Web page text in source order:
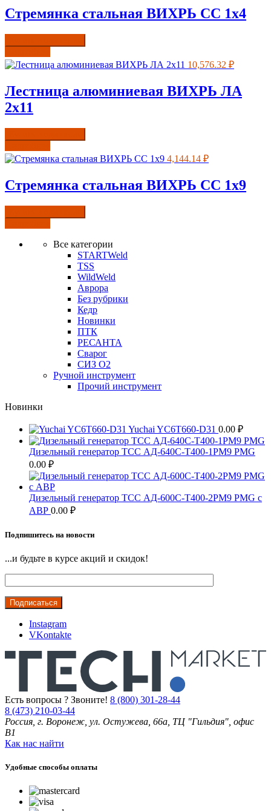
Стремянка стальная ВИХРЬ СС 1х4
10,576.32 ₽
Лестница алюминиевая ВИХРЬ ЛА
2х11
4,144.14 ₽
Стремянка стальная ВИХРЬ СС 1х9
Все категории
STARTWeld
TSS
WildWeld
Аврора
Без рубрики
Кедр
Новинки
ПТК
РЕСАНТА
Сварог
СИЗ О2
Ручной инструмент
Прочий инструмент
Новинки
Yuchai YC6T660-D31 0.00 ₽
Дизельный генератор ТСС АД-640С-Т400-1РМ9 PMG
0.00 ₽
Дизельный генератор ТСС АД-600С-Т400-2РМ9 PMG c
АВР 0.00 ₽
Подпишитесь на новости
...и будьте в курсе акций и скидок!
Instagram
VKontakte
Есть вопросы ? Звоните! 8 (800) 301-28-44
8 (473) 210-03-44
Россия, г. Воронеж, ул. Остужева, 66а, ТЦ "Гильдия", офис
В1
Как нас найти
Удобные способы оплаты